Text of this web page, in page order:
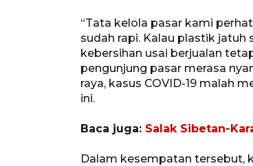
“Tata kelola pasar kami
sudah rapi. Kalau plastik jatuh
kebersihan usai berjualan
pengunjung pasar merasa
raya, kasus COVID-19 malah
ini.
Baca juga: Salak Sibetan-
Dalam kesempatan tersebut,